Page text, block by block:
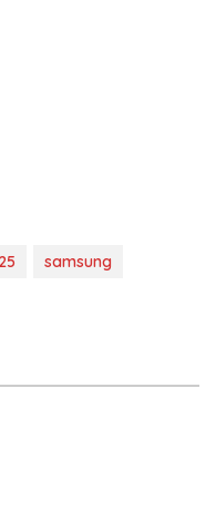
samsung